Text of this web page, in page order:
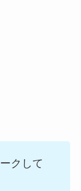
クして